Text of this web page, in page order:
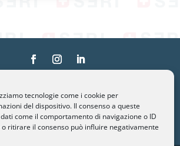
tecnologie come i cookie per
del dispositivo. Il consenso a queste
come il comportamento di navigazione o ID
ritirare il consenso può influire negativamente